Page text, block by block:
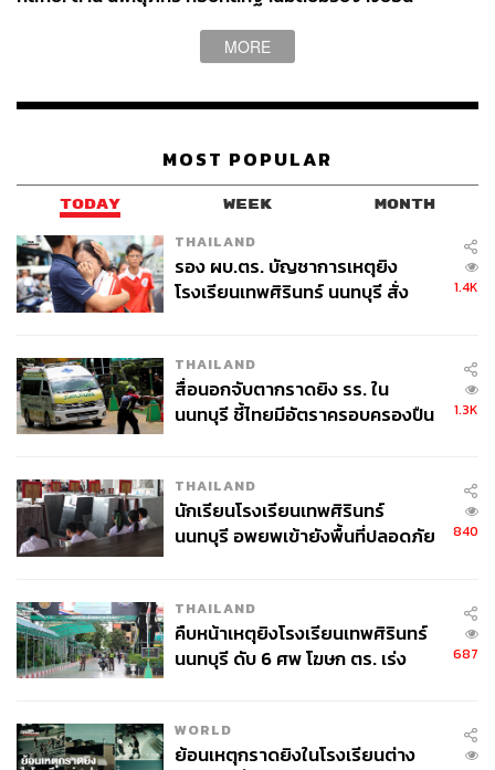
นวัตกรรมที่เปลี่ยนชีวิต: ลดการผ่าตัดซ้ำ
หนึ่งในความท้าทายสำคัญของผู้ป่วยคือการต้องผ่าตัดซ้ำ
หลายครั้ง โดยเฉพาะผู้ที่มีปัญหาลิ้นหัวใจปอดเสื่อม
อ.นพ.แมน จันทวิมล ผู้เชี่ยวชาญด้าน Interventional
สวนได้ โดยไม่ต้องผ่าตัดเปิดอกหรือหยุดหัวใจ
เทคโนโลยี Transcatheter Pulmonary Valve Replacement
ลดจำนวนครั้งของการผ่าตัดตลอดชีวิต ซึ่งเป็นหัวใจสำคัญ
ของการดูแลระยะยาว
MORE
MOST POPULAR
TODAY WEEK MONTH
THAILAND
รอง ผบ.ตร. บัญชาการเหตุยิง
โรงเรียนเทพศิรินทร์ นนทบุรี สั่ง
1.4K
THAILAND
สื่อนอกจับตากราดยิง รร. ใน
นนทบุรี ชี้ไทยมีอัตราครอบครองปืน
1.3K
THAILAND
นักเรียนโรงเรียนเทพศิรินทร์
นนทบุรี อพยพเข้ายังพื้นที่ปลอดภัย
840
THAILAND
คืบหน้าเหตุยิงโรงเรียนเทพศิรินทร์
นนทบุรี ดับ 6 ศพ โฆษก ตร. เร่ง
687
WORLD
ย้อนเหตุกราดยิงในโรงเรียนต่าง